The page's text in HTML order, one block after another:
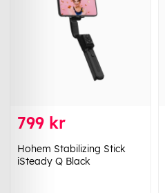
799 kr
Hohem Stabilizing Stick
iSteady Q Black